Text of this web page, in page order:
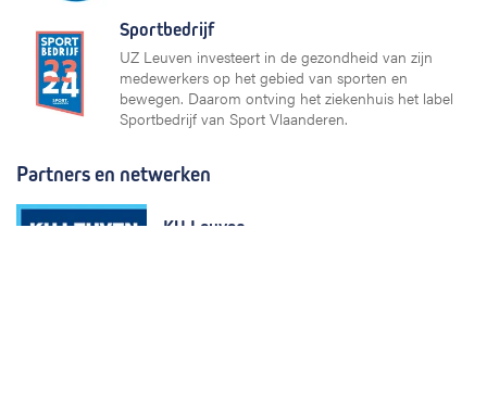
Sportbedrijf
UZ Leuven investeert in de gezondheid van zijn
medewerkers op het gebied van sporten en
bewegen. Daarom ontving het ziekenhuis het label
Sportbedrijf van Sport Vlaanderen.
Partners en netwerken
KU Leuven